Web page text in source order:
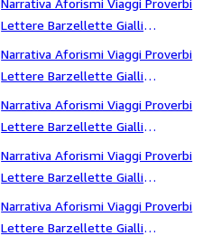
Narrativa Aforismi Viaggi Proverbi
Lettere Barzellette Gialli
Fantascienza Strage
Narrativa Aforismi Viaggi Proverbi
Lettere Barzellette Gialli
Fantascienza Strategie
Narrativa Aforismi Viaggi Proverbi
Lettere Barzellette Gialli
Fantascienza superstizioni marinare
Narrativa Aforismi Viaggi Proverbi
Lettere Barzellette Gialli
Fantascienza Suspense
Narrativa Aforismi Viaggi Proverbi
Lettere Barzellette Gialli